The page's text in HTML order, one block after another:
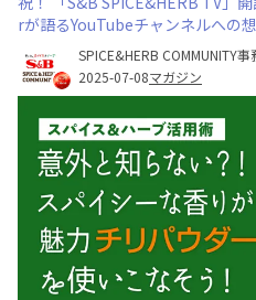
rが語るYouTubeチャンネルへの
SPICE&HERB COMMUNITY事
2025-07-08マガジン